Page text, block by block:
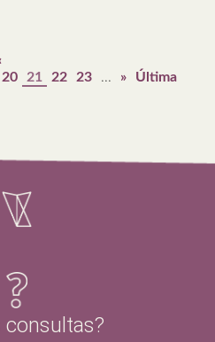
20 21 22 23 ... »
Última
consultas?